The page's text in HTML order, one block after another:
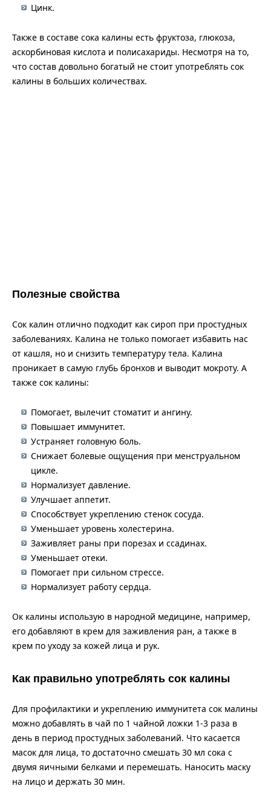
Цинк.
Также в составе сока калины есть фруктоза, глюкоза,
аскорбиновая кислота и полисахариды. Несмотря на то,
что состав довольно богатый не стоит употреблять сок
калины в больших количествах.
Полезные свойства
Сок калин отлично подходит как сироп при простудных
заболеваниях. Калина не только помогает избавить нас
от кашля, но и снизить температуру тела. Калина
проникает в самую глубь бронхов и выводит мокроту. А
также сок калины:
Помогает, вылечит стоматит и ангину.
Повышает иммунитет.
Устраняет головную боль.
Снижает болевые ощущения при менструальном
цикле.
Нормализует давление.
Улучшает аппетит.
Способствует укреплению стенок сосуда.
Уменьшает уровень холестерина.
Заживляет раны при порезах и ссадинах.
Уменьшает отеки.
Помогает при сильном стрессе.
Нормализует работу сердца.
Ок калины использую в народной медицине, например,
его добавляют в крем для заживления ран, а также в
крем по уходу за кожей лица и рук.
Как правильно употреблять сок калины
Для профилактики и укреплению иммунитета сок малины
можно добавлять в чай по 1 чайной ложки 1-3 раза в
день в период простудных заболеваний. Что касается
масок для лица, то достаточно смешать 30 мл сока с
двумя яичными белками и перемешать. Наносить маску
на лицо и держать 30 мин.